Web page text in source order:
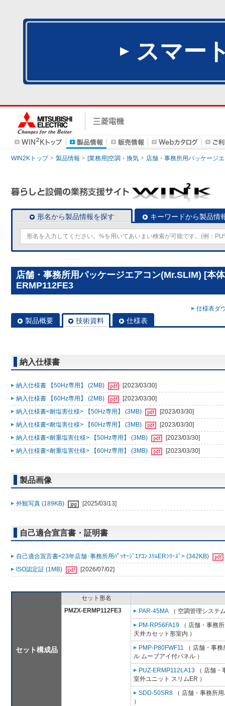
スマー
WIN2Kトップ 製品情報 [業務用]空調・換気 店舗・事務所用パッケージ
形名から製品情報を探す キーワードから製品情
店舗・事務所用パッケージエアコン(Mr.SLIM) [本
ERMP112FE3
仕様表ダ
製品概要 技術資料 仕様表
納入仕様書
納入仕様書 【50Hz専用】 (2MB)
[2023/03/30]
納入仕様書 【60Hz専用】 (2MB)
[2023/03/30]
納入仕様書<耐塩害仕様> 【50Hz専用】 (3MB)
[2023/03/30]
納入仕様書<耐塩害仕様> 【60Hz専用】 (3MB)
[2023/03/30]
納入仕様書<耐重塩害仕様> 【50Hz専用】 (3MB)
[2023/03/30]
納入仕様書<耐重塩害仕様> 【60Hz専用】 (3MB)
[2023/03/30]
製品画像
外観写真 (189KB) [2025/03/13]
自己適合宣言書・証明書
自己適合宣言書<23年店舗･事務所用ﾊﾟｯｹｰｼﾞｴｱｺﾝ ｽﾘﾑERｼﾘｰｽﾞ> (342KB)
ISO認定証 (1MB)
[2026/07/02]
セット構成品
セット形名
PMZX-ERMP112FE3
PAR-45MA （ 空調管理システ
PM-RP56FA19 （ 店舗・事務
天井カセット形室内 ）
PMP-P80FWF11 （ 店舗・事
ル ムーブアイ付パネル ）
PUZ-ERMP112LA13 （ 店舗
室外ユニット スリムER ）
SDD-50SR8 （ 店舗・事務所
）